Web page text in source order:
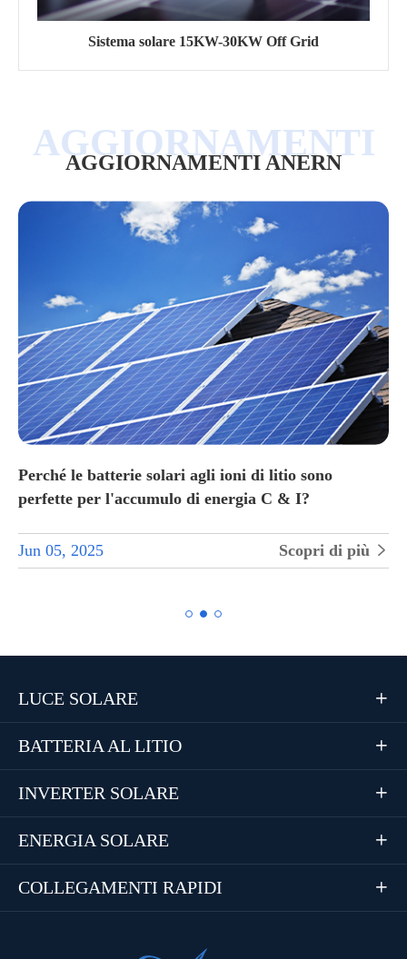
Sistema solare 15KW-30KW Off Grid
AGGIORNAMENTI ANERN
Perché le batterie solari agli ioni di litio sono
perfette per l'accumulo di energia C & I?
Jun 05, 2025 Scopri di più 
LUCE SOLARE 
BATTERIA AL LITIO 
INVERTER SOLARE 
ENERGIA SOLARE 
COLLEGAMENTI RAPIDI 